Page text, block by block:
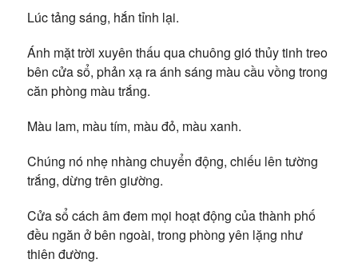
Lúc tảng sáng, hắn tỉnh lại.
Ánh mặt trời xuyên thấu qua chuông gió thủy tinh treo
bên cửa sổ, phản xạ ra ánh sáng màu cầu vồng trong
căn phòng màu trắng.
Màu lam, màu tím, màu đỏ, màu xanh.
Chúng nó nhẹ nhàng chuyển động, chiếu lên tường
trắng, dừng trên giường.
Cửa sổ cách âm đem mọi hoạt động của thành phố
đều ngăn ở bên ngoài, trong phòng yên lặng như
thiên đường.